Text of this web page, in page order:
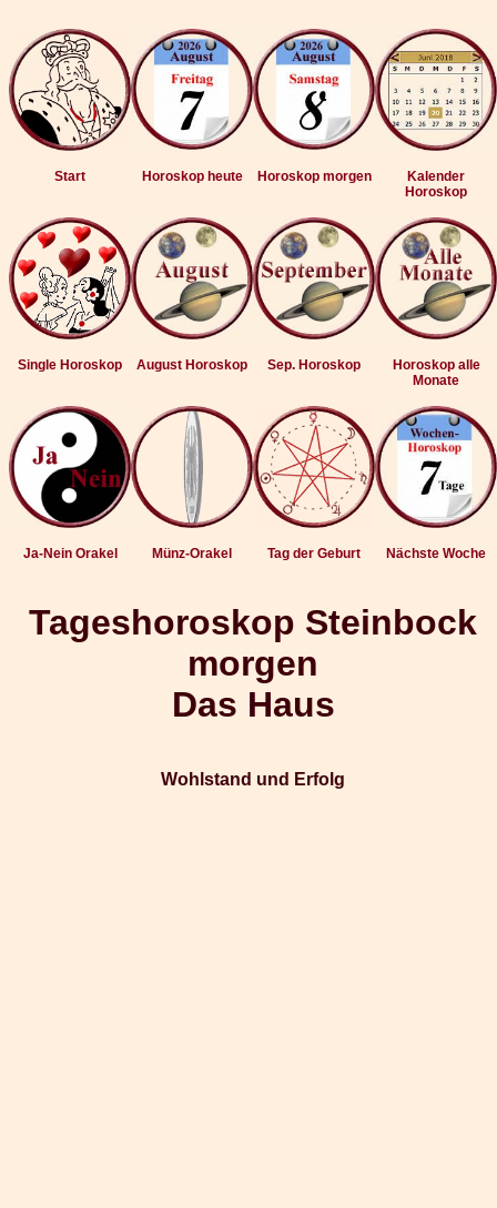
Start Horoskop heute Horoskop morgen
Kalender
Horoskop
Single Horoskop August Horoskop Sep. Horoskop
Horoskop alle
Monate
Ja-Nein Orakel Münz-Orakel Tag der Geburt Nächste Woche
Tageshoroskop Steinbock
morgen
Das Haus
Wohlstand und Erfolg